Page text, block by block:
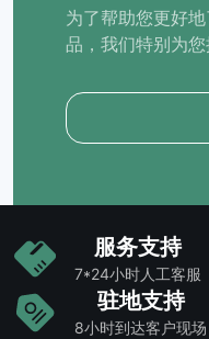
为了帮助您更好
品，我们特别为您
服务支持
7*24小时人工客服
驻地支持
8小时到达客户现场